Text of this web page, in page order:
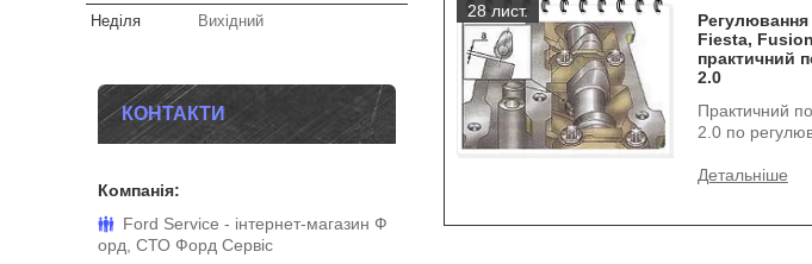
28 лист.
Регулювання
Fiesta,
практичний
2.0
Практичний
2.0 по
Неділя
Вихідний
КОНТАКТИ
Ford Service - інтернет-магазин Ф
орд, СТО Форд Сервіс